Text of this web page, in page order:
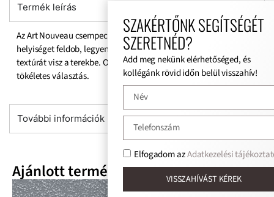
Termék leírás
Az Art Nouveau csempecsalád egyedi mintavilágával bármilyen
helyiséget feldob, legyen az beltér vagy kültér. Fényt, mozgást és
textúrát visz a terekbe. Optimista és színes egyéniségeknek
tökéletes választás.
További információk
Ajánlott termékek
SZAKÉRTŐNK SEGÍTSÉGÉT
SZERETNÉD?
Add meg nekünk elérhetőséged, és
kollégánk rövid időn belül visszahív!
Elfogadom azAdatkezelési
VISSZAHÍVÁST KÉREK